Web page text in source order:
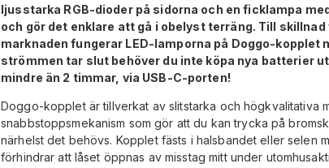
ljusstarka RGB-dioder på sidorna och en ficklampa
och gör det enklare att gå i obelyst terräng. Till
marknaden fungerar LED-lamporna på Doggo-
strömmen tar slut behöver du inte köpa nya batterier
mindre än 2 timmar, via USB-C-porten!
Doggo-kopplet är tillverkat av slitstarka och högkvalitativa
snabbstoppsmekanism som gör att du kan trycka på
närhelst det behövs. Kopplet fästs i halsbandet eller selen
förhindrar att låset öppnas av misstag mitt under